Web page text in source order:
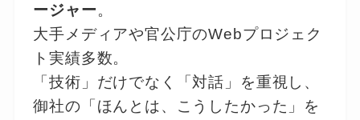
ージャー。
大手メディアや官公庁のWebプロジェク
ト実績多数。
「技術」だけでなく「対話」を重視し、
御社の「ほんとは、こうしたかった」を